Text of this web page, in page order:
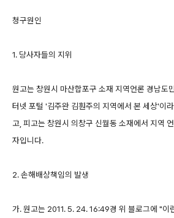
청구원인
1. 당사자들의 지위
원고는 창원시 마산합포구 소재 지역언론 경남도
터넷 포털 '김주완 김훤주의 지역에서 본 세상'이
고, 피고는 창원시 의창구 신월동 소재에서 지역
자입니다.
2. 손해배상책임의 발생
가. 원고는 2011. 5. 24. 16:49경 위 블로그에 "이